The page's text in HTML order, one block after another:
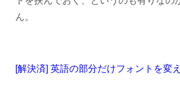
ん。
[解決済] 英語の部分だけフォントを変